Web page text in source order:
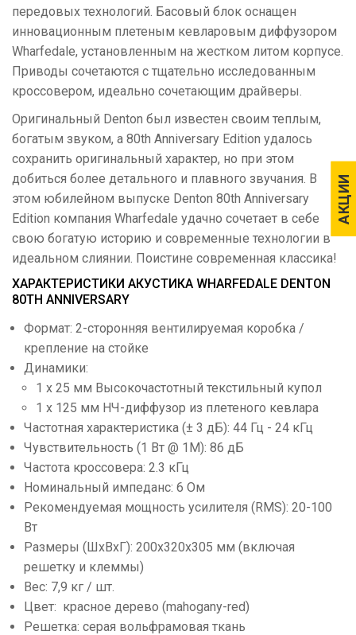
АКЦИИ
АКЦИИ
передовых технологий. Басовый блок оснащен
инновационным плетеным кевларовым диффузором
Wharfedale, установленным на жестком литом корпусе.
Приводы сочетаются с тщательно исследованным
кроссовером, идеально сочетающим драйверы.
Оригинальный Denton был известен своим теплым,
богатым звуком, а 80th Anniversary Edition удалось
сохранить оригинальный характер, но при этом
добиться более детального и плавного звучания. В
этом юбилейном выпуске Denton 80th Anniversary
Edition компания Wharfedale удачно сочетает в себе
свою богатую историю и современные технологии в
идеальном слиянии. Поистине современная классика!
ХАРАКТЕРИСТИКИ АКУСТИКА WHARFEDALE DENTON
80TH ANNIVERSARY
Формат: 2-сторонняя вентилируемая коробка /
крепление на стойке
Динамики:
1 x 25 мм Высокочастотный текстильный купол
1 x 125 мм НЧ-диффузор из плетеного кевлара
Частотная характеристика (± 3 дБ): 44 Гц - 24 кГц
Чувствительность (1 Вт @ 1M): 86 дБ
Частота кроссовера: 2.3 кГц
Номинальный импеданс: 6 Ом
Рекомендуемая мощность усилителя (RMS): 20-100
Вт
Размеры (ШхВхГ): 200х320х305 мм (включая
решетку и клеммы)
Вес: 7,9 кг / шт.
Цвет: красное дерево (mahogany-red)
Решетка: серая вольфрамовая ткань